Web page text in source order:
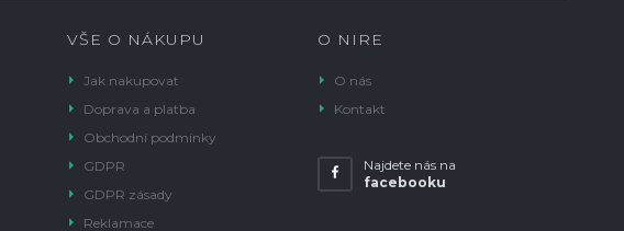
VŠE O NÁKUPU
Jak nakupovat
Doprava a platba
Obchodní podmínky
GDPR
GDPR zásady
Reklamace
O NIRE
O nás
Kontakt
Najdete nás na
facebooku